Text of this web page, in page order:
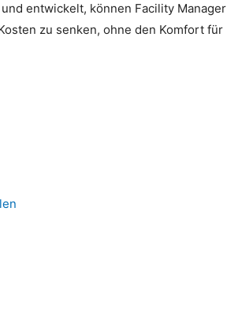
entwickelt, können Facility Manager
zu senken, ohne den Komfort für